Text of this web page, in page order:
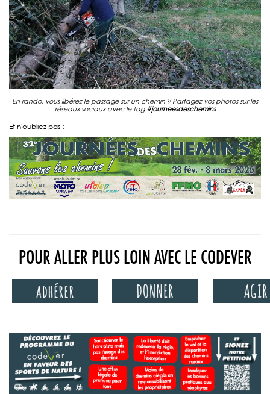
En rando, vous libérez le passage sur un chemin ? Partagez vos photos sur les
réseaux sociaux avec le tag#journeesdeschemins
Et n'oubliez pas :
POUR ALLER PLUS LOIN AVEC LE CODEVER